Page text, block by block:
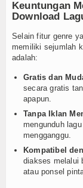
Keuntungan
Download
Selain fitur genre
memiliki sejumlah
adalah:
Gratis dan
secara gratis
apapun.
Tanpa Iklan
mengunduh
mengganggu.
Kompatibel
diakses melalui
atau ponsel